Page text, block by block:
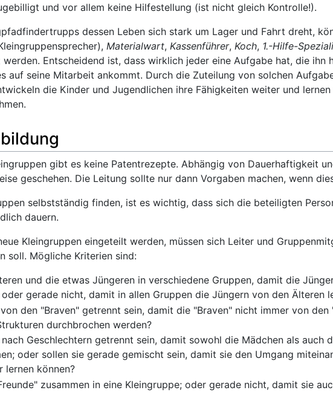
und vor allem keine Hilfestellung (ist nicht gleich Kontrolle!).
dessen Leben sich stark um Lager und Fahrt dreht,
Materialwart, Kassenführer, Koch, 1.-Hilfe-
Entscheidend ist, dass wirklich jeder eine Aufgabe hat, die
auf seine Mitarbeit ankommt. Durch die Zuteilung von solchen
die Kinder und Jugendlichen ihre Fähigkeiten weiter und
gibt es keine Patentrezepte. Abhängig von Dauerhaftigkeit
geschehen. Die Leitung sollte nur dann Vorgaben machen, wenn
selbstständig finden, ist es wichtig, dass sich die beteiligten
dauern.
Kleingruppen eingeteilt werden, müssen sich Leiter und
soll. Mögliche Kriterien sind:
und die etwas Jüngeren in verschiedene Gruppen, damit die
gerade nicht, damit in allen Gruppen die Jüngern von den Älteren
den "Braven" getrennt sein, damit die "Braven" nicht immer von
durchbrochen werden?
Geschlechtern getrennt sein, damit sowohl die Mädchen als auch
oder sollen sie gerade gemischt sein, damit sie den Umgang
lernen können?
zusammen in eine Kleingruppe; oder gerade nicht, damit sie